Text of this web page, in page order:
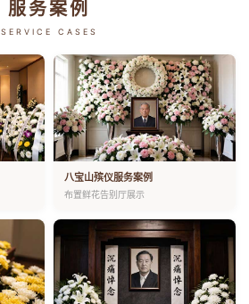
服务案例
SERVICE CASES
八宝山殡仪服务案例
布置鲜花告别厅展示